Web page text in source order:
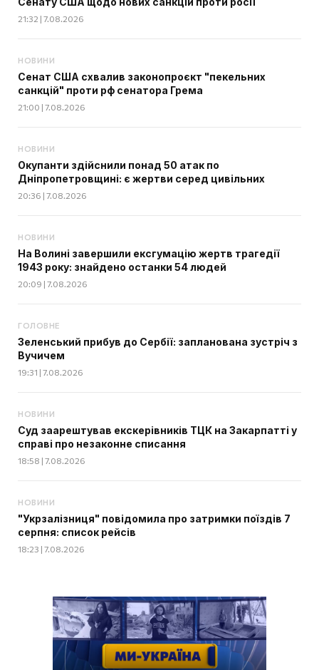
21:32 | 7.08.2026
НОВИНИ
Сенат США схвалив законопроєкт "пекельних
санкцій" проти рф сенатора Грема
21:00 | 7.08.2026
НОВИНИ
Окупанти здійснили понад 50 атак по
Дніпропетровщині: є жертви серед цивільних
20:36 | 7.08.2026
НОВИНИ
На Волині завершили ексгумацію жертв трагедії
1943 року: знайдено останки 54 людей
20:09 | 7.08.2026
ГОЛОВНЕ
Зеленський прибув до Сербії: запланована зустріч з
Вучичем
19:31 | 7.08.2026
НОВИНИ
Суд заарештував екскерівників ТЦК на Закарпатті у
справі про незаконне списання
18:58 | 7.08.2026
НОВИНИ
"Укрзалізниця" повідомила про затримки поїздів 7
серпня: список рейсів
18:23 | 7.08.2026